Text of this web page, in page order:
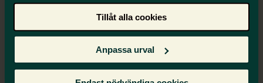
Tillåt alla cookies
Anpassa urval
Personlig lönecoachning för lärare
medlemskapet)